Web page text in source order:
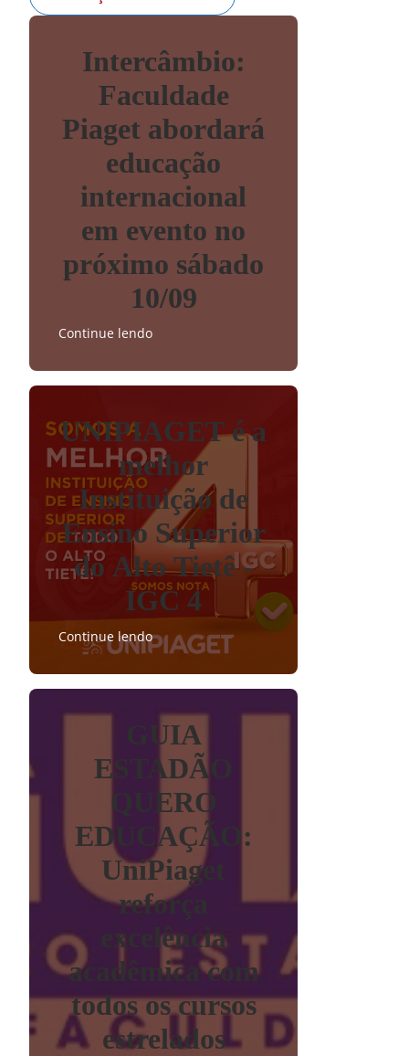
Intercâmbio:
Faculdade
Piaget abordará
educação
internacional
em evento no
próximo sábado
10/09
Continue lendo
UNIPIAGET é a
melhor
Instituição de
Ensino Superior
do Alto Tietê -
IGC 4
Continue lendo
GUIA
ESTADÃO
QUERO
EDUCAÇÃO:
UniPiaget
reforça
excelência
acadêmica com
todos os cursos
estrelados